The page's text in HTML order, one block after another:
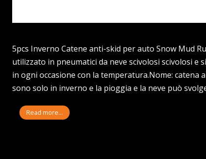
5pcs Inverno Catene anti-skid per auto Snow Mud
utilizzato in pneumatici da neve scivolosi scivolosi
in ogni occasione con la temperatura.Nome:
sono solo in inverno e la pioggia e la neve può
Read more...